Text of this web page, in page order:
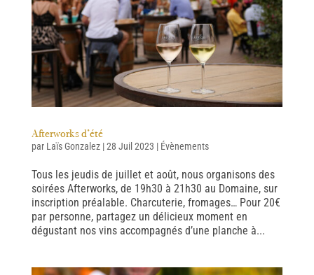
Afterworks d’été
par Laïs Gonzalez|28 Juil 2023 | Évènements
Tous les jeudis de juillet et août, nous organisons des
soirées Afterworks, de 19h30 à 21h30 au Domaine, sur
inscription préalable. Charcuterie, fromages… Pour 20€
par personne, partagez un délicieux moment en
dégustant nos vins accompagnés d’une planche à...